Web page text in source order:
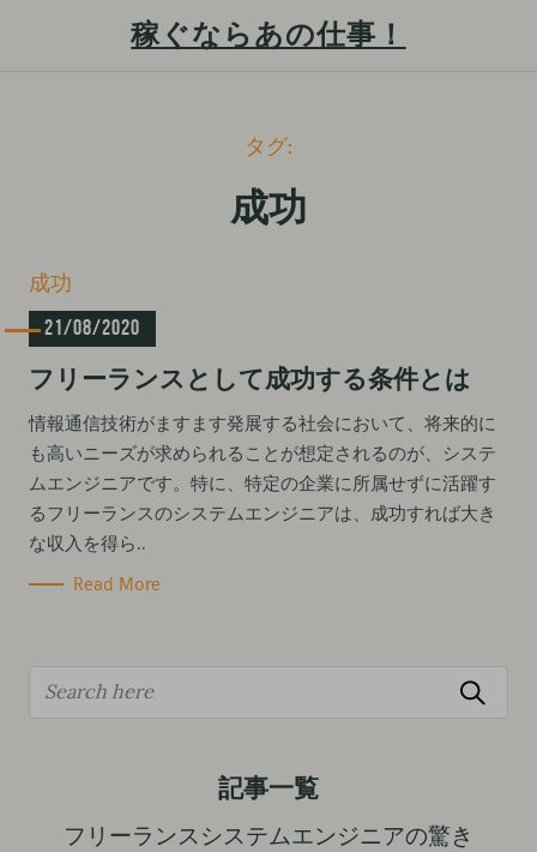
稼ぐならあの仕事！
タグ:
成功
C
a
t
e
g
r
i
e
s
成功
21/08/2020
フリーランスとして成功する条件とは
情報通信技術がますます発展する社会において、将来的に
も高いニーズが求められることが想定されるのが、システ
ムエンジニアです。特に、特定の企業に所属せずに活躍す
るフリーランスのシステムエンジニアは、成功すれば大き
な収入を得ら..
Read More
記事一覧
フリーランスシステムエンジニアの驚き